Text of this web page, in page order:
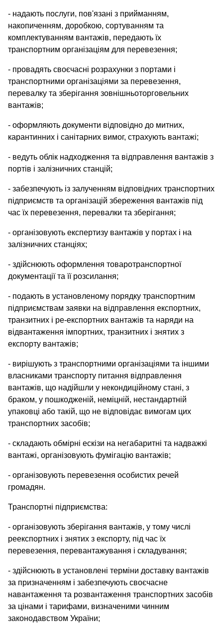
- надають послуги, пов'язані з прийманням,
накопиченням, доробкою, сортуванням та
комплектуванням вантажів, передають їх
транспортним організаціям для перевезення;
- провадять своєчасні розрахунки з портами і
транспортними організаціями за перевезення,
перевалку та зберігання зовнішньоторговельних
вантажів;
- оформляють документи відповідно до митних,
карантинних і санітарних вимог, страхують вантажі;
- ведуть облік надходження та відправлення вантажів з
портів і залізничних станцій;
- забезпечують із залученням відповідних транспортних
підприємств та організацій збереження вантажів під
час їх перевезення, перевалки та зберігання;
- організовують експертизу вантажів у портах і на
залізничних станціях;
- здійснюють оформлення товаротранспортної
документації та її розсилання;
- подають в установленому порядку транспортним
підприємствам заявки на відправлення експортних,
транзитних і ре-експортних вантажів та наряди на
відвантаження імпортних, транзитних і знятих з
експорту вантажів;
- вирішують з транспортними організаціями та іншими
власниками транспорту питання відправлення
вантажів, що надійшли у некондиційному стані, з
браком, у пошкодженій, неміцній, нестандартній
упаковці або такій, що не відповідає вимогам цих
транспортних засобів;
- складають обмірні ескізи на негабаритні та надважкі
вантажі, організовують фумігацію вантажів;
- організовують перевезення особистих речей
громадян.
Транспортні підприємства:
- організовують зберігання вантажів, у тому числі
реекспортних і знятих з експорту, під час їх
перевезення, перевантажування і складування;
- здійснюють в установлені терміни доставку вантажів
за призначенням і забезпечують своєчасне
навантаження та розвантаження транспортних засобів
за цінами і тарифами, визначеними чинним
законодавством України;